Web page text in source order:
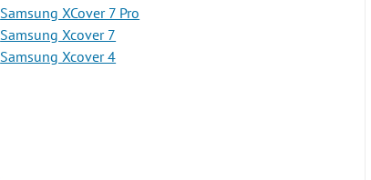
Samsung XCover 7 Pro
Samsung Xcover 7
Samsung Xcover 4